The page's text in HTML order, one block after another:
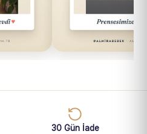
30 Gün İade